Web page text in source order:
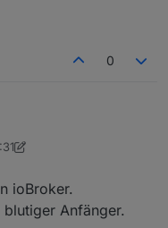
0
zu den verschiedenen
ich sie erst einmal
habe, wende ich mich in
das ich ehrlich
das alles unter einen
in der Doku alles
ioBroker.
Anfänger.